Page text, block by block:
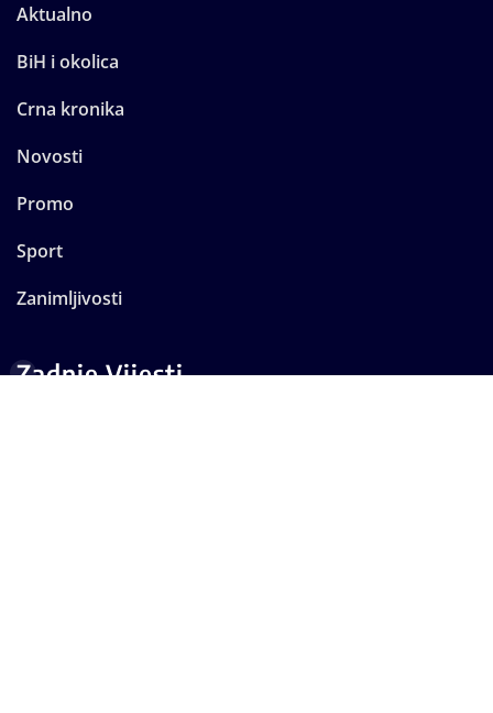
Aktualno
BiH i okolica
Crna kronika
Novosti
Promo
Sport
Zanimljivosti
Zadnje Vijesti